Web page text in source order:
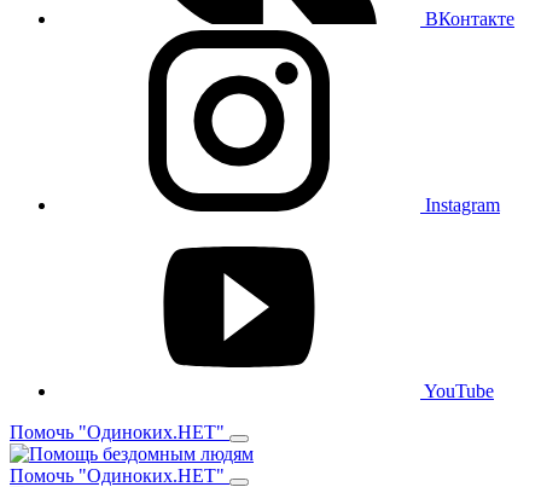
ВКонтакте
Instagram
YouTube
Помочь "Одиноких.НЕТ"
Помочь "Одиноких.НЕТ"